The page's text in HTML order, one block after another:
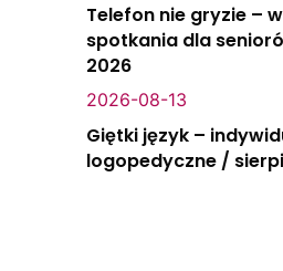
Telefon nie gryzie –
spotkania dla
2026
2026-08-13
Giętki język –
logopedyczne /